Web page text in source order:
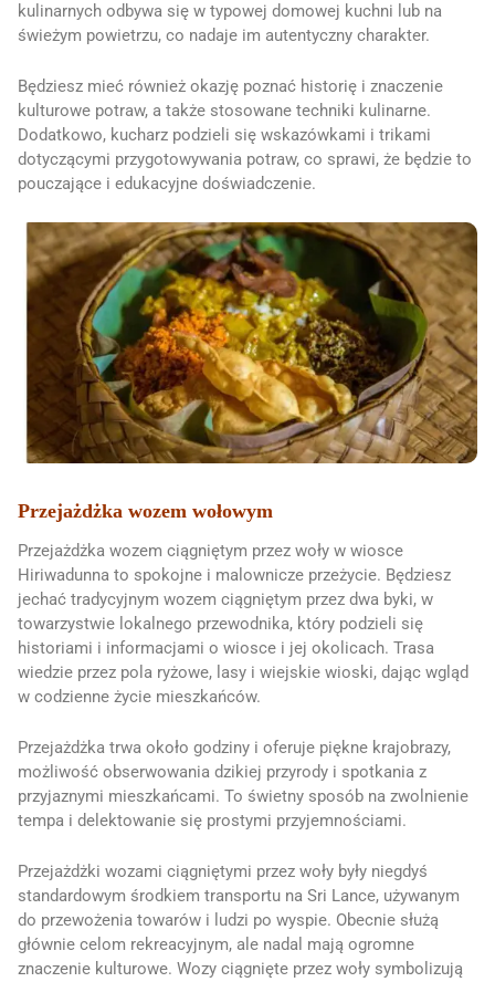
kulinarnych odbywa się w typowej domowej kuchni lub na
świeżym powietrzu, co nadaje im autentyczny charakter.
Będziesz mieć również okazję poznać historię i znaczenie
kulturowe potraw, a także stosowane techniki kulinarne.
Dodatkowo, kucharz podzieli się wskazówkami i trikami
dotyczącymi przygotowywania potraw, co sprawi, że będzie to
pouczające i edukacyjne doświadczenie.
Przejażdżka wozem wołowym
Przejażdżka wozem ciągniętym przez woły w wiosce
Hiriwadunna to spokojne i malownicze przeżycie. Będziesz
jechać tradycyjnym wozem ciągniętym przez dwa byki, w
towarzystwie lokalnego przewodnika, który podzieli się
historiami i informacjami o wiosce i jej okolicach. Trasa
wiedzie przez pola ryżowe, lasy i wiejskie wioski, dając wgląd
w codzienne życie mieszkańców.
Przejażdżka trwa około godziny i oferuje piękne krajobrazy,
możliwość obserwowania dzikiej przyrody i spotkania z
przyjaznymi mieszkańcami. To świetny sposób na zwolnienie
tempa i delektowanie się prostymi przyjemnościami.
Przejażdżki wozami ciągniętymi przez woły były niegdyś
standardowym środkiem transportu na Sri Lance, używanym
do przewożenia towarów i ludzi po wyspie. Obecnie służą
głównie celom rekreacyjnym, ale nadal mają ogromne
znaczenie kulturowe. Wozy ciągnięte przez woły symbolizują